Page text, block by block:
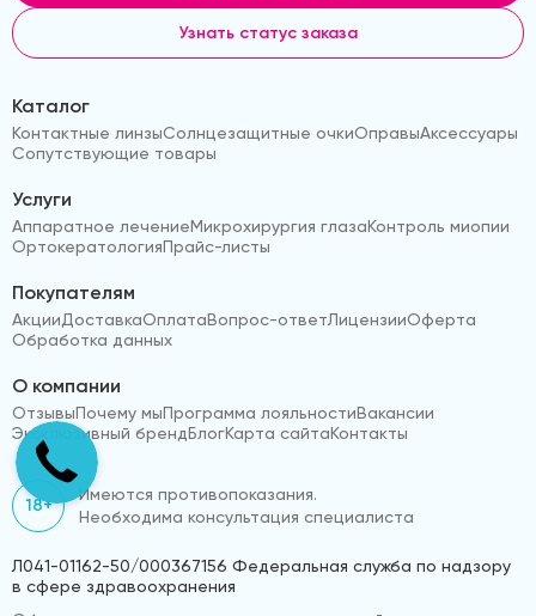
Узнать статус заказа
Каталог
Контактные линзыСолнцезащитные очкиОправыАксессуары
Сопутствующие товары
Услуги
Аппаратное лечениеМикрохирургия глазаКонтроль миопии
ОртокератологияПрайс-листы
Покупателям
АкцииДоставкаОплатаВопрос-ответЛицензииОферта
Обработка данных
О компании
ОтзывыПочему мыПрограмма лояльностиВакансии
Эксклюзивный брендБлогКарта сайтаКонтакты
18+
Имеются противопоказания.
Необходима консультация специалиста
Л041-01162-50/000367156 Федеральная служба по надзору
в сфере здравоохранения